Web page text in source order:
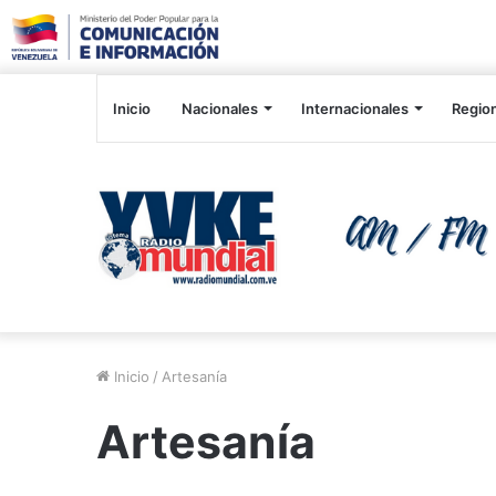
Inicio Nacionales Internacionales
Inicio / Artesanía
Artesanía